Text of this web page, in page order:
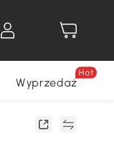
Wyprzedaż
Hot